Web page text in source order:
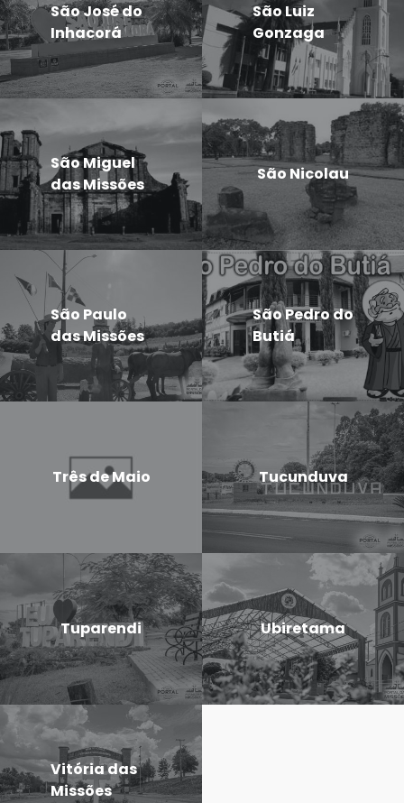
São José do
Inhacorá
São Luiz
Gonzaga
São Miguel
das Missões
São Nicolau
São Paulo
das Missões
São Pedro do
Butiá
Três de Maio Tucunduva
Tuparendi Ubiretama
Vitória das
Missões